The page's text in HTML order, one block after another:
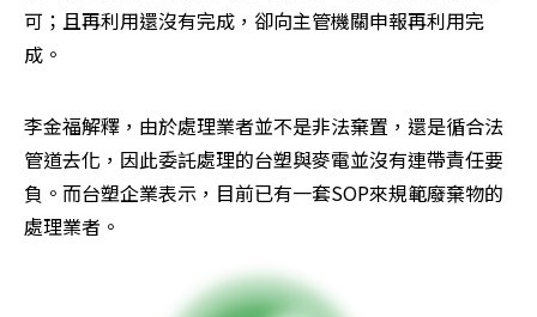
可；且再利用還沒有完成，卻向主管機關申報再利用完
成。
李金福解釋，由於處理業者並不是非法棄置，還是循合法
管道去化，因此委託處理的台塑與麥電並沒有連帶責任要
負。而台塑企業表示，目前已有一套SOP來規範廢棄物的
處理業者。